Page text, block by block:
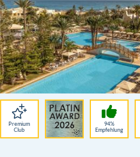
Premium
Club
94%
Empfehlung